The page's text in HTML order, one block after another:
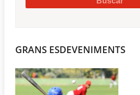
GRANS ESDEVENIMENTS